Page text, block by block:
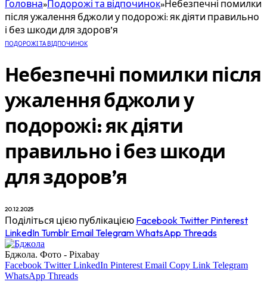
Головна»Подорожі та відпочинок»Небезпечні помилки
після ужалення бджоли у подорожі: як діяти правильно
і без шкоди для здоров’я
ПОДОРОЖІ ТА ВІДПОЧИНОК
Небезпечні помилки після
ужалення бджоли у
подорожі: як діяти
правильно і без шкоди
для здоров’я
20.12.2025
Поділіться цією публікацією FacebookTwitter Pinterest
LinkedInTumblr EmailTelegramWhatsApp Threads
Бджола. Фото - Pixabay
Facebook Twitter LinkedIn Pinterest Email Copy Link Telegram
WhatsApp Threads